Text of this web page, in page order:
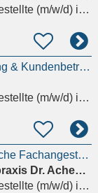
(m/w/d)in Mühltal, Nieder-Ramstadt
ZFA/ ZMV (m/w/d) Verwaltung & Kundenbetreuung
(m/w/d)in Michelstadt
Rezeptionist/Zahnmedizinische Fachangestellte (m/w/d) am Empfang
Zahnärztl. Gemeinschaftspraxis Dr. Achenbach, Dr. Schaible, Dr. Straub
(m/w/d)in Hanau, Steinheim